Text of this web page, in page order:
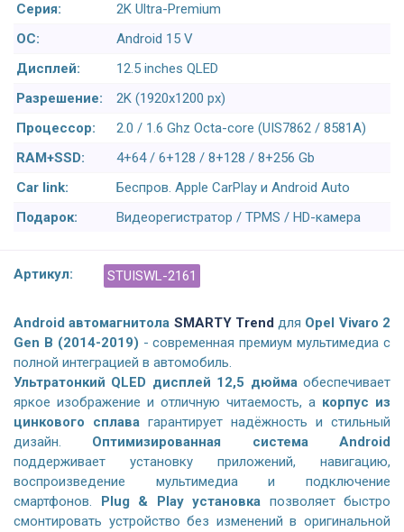
Серия:
2K Ultra-Premium
ОС:
Android 15 V
Дисплей:
12.5 inches QLED
Разрешение:
2K (1920x1200 px)
Процессор:
2.0 / 1.6 Ghz Octa-core (UIS7862 / 8581A)
RAM+SSD:
4+64 / 6+128 / 8+128 / 8+256 Gb
Car link:
Беспров. Apple CarPlay и Android Auto
Подарок:
Видеорегистратор / TPMS / HD-камера
Артикул: STUISWL-2161
Android автомагнитола SMARTY Trendдля Opel Vivaro 2
Gen B (2014-2019) - современная премиум мультимедиа с
полной интеграцией в автомобиль.
Ультратонкий QLED дисплей 12,5 дюймаобеспечивает
яркое изображение и отличную читаемость, а корпус из
цинкового сплава гарантирует надёжность и стильный
дизайн. Оптимизированная система Android
поддерживает установку приложений, навигацию,
воспроизведение мультимедиа и подключение
смартфонов. Plug & Play установка позволяет быстро
смонтировать устройство без изменений в оригинальной